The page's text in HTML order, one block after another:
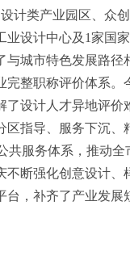
计类产业园区、众
设计中心及1家国
城市特色发展路
整职称评价体系
设计人才异地评
指导、服务下沉、
共服务体系，推动
断强化创意设计
，补齐了产业发展